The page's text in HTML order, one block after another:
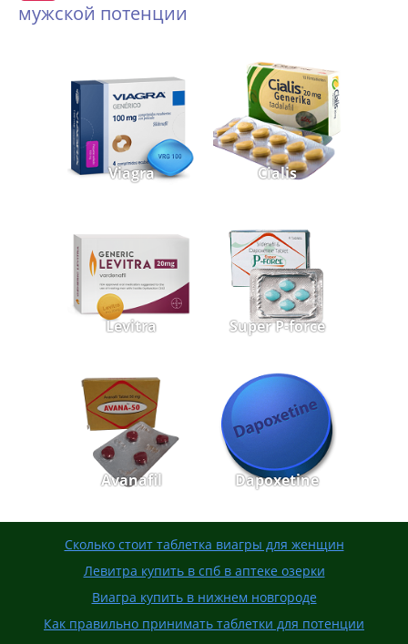
мужской потенции
Viagra Cialis
Levitra Super P-force
Avanafil Dapoxetine
Сколько стоит таблетка виагры для женщин
Левитра купить в спб в аптеке озерки
Виагра купить в нижнем новгороде
Как правильно принимать таблетки для потенции